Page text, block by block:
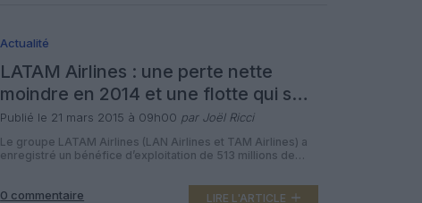
Actualité
LATAM Airlines : une perte nette
moindre en 2014 et une flotte qui se
modernise
Publié le 21 mars 2015 à 09h00 par Joël Ricci
Le groupe LATAM Airlines (LAN Airlines et TAM Airlines) a
enregistré un bénéfice d’exploitation de 513 millions de
2014, mais une perte nette de 109,8 millions de dollars,
contre une perte nette de 281,1 millions de dollars en 2013.
0 commentaire LIRE L'ARTICLE